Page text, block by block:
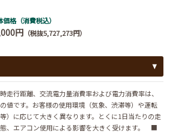
格（消費税込）
円（税抜5,727,273円）
走行距離、交流電力量消費率および電力消費率は、
値です。お客様の使用環境（気象、渋滞等）や運転
）に応じて大きく異なります。とくに1日当たりの走
、エアコン使用による影響を大きく受けます。 ■